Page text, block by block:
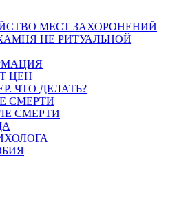
МЕСТ ЗАХОРОНЕНИЙ
НЕ РИТУАЛЬНОЙ
ЦЕН
ЧТО ДЕЛАТЬ?
СМЕРТИ
СМЕРТИ